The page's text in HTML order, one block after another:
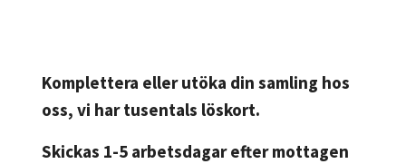
Komplettera eller utöka din samling hos
oss, vi har tusentals löskort.
Skickas 1-5 arbetsdagar efter mottagen